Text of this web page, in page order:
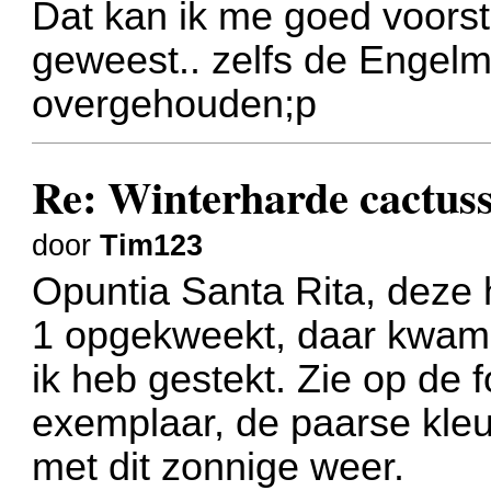
Dat kan ik me goed
geweest.. zelfs de
overgehouden;p
Re: Winterharde
doorTim123
Opuntia Santa Rita,
1 opgekweekt, daar
ik heb gestekt. Zie op de
exemplaar, de paarse
met dit zonnige weer.